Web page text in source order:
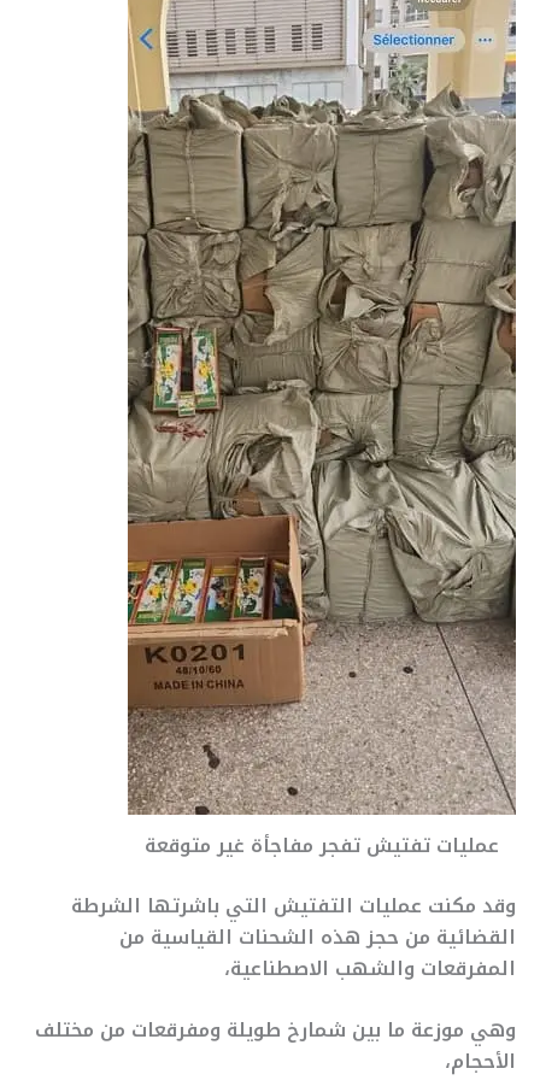
عمليات تفتيش تفجر مفاجأة غير متوقعة
وقد مكنت عمليات التفتيش التي باشرتها الشرطة
القضائية من حجز هذه الشحنات القياسية من
المفرقعات والشهب الاصطناعية،
وهي موزعة ما بين شمارخ طويلة ومفرقعات من مختلف
الأحجام،